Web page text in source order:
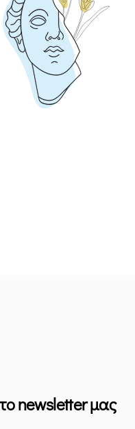
newsletter μας